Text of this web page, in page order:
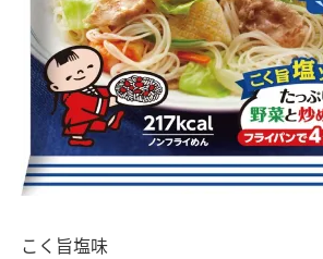
こく旨塩味